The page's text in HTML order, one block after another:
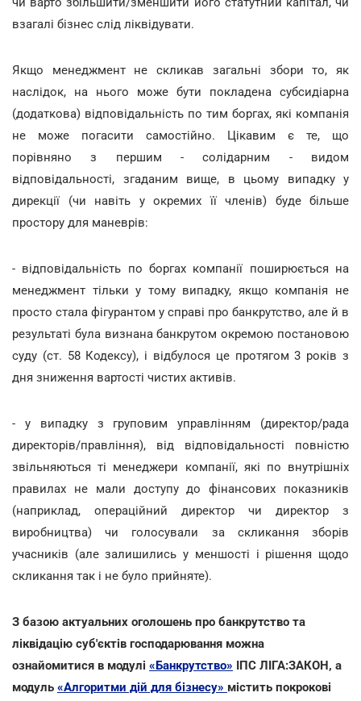
взагалі бізнес слід ліквідувати.
Якщо менеджмент не скликав загальні збори то, як
наслідок, на нього може бути покладена субсидіарна
(додаткова) відповідальність по тим боргах, які компанія
не може погасити самостійно. Цікавим є те, що
порівняно з першим - солідарним - видом
відповідальності, згаданим вище, в цьому випадку у
дирекції (чи навіть у окремих її членів) буде більше
простору для маневрів:
- відповідальність по боргах компанії поширюється на
менеджмент тільки у тому випадку, якщо компанія не
просто стала фігурантом у справі про банкрутство, але й в
результаті була визнана банкрутом окремою постановою
суду (ст. 58 Кодексу), і відбулося це протягом 3 років з
дня зниження вартості чистих активів.
- у випадку з груповим управлінням (директор/рада
директорів/правління), від відповідальності повністю
звільняються ті менеджери компанії, які по внутрішніх
правилах не мали доступу до фінансових показників
(наприклад, операційний директор чи директор з
виробництва) чи голосували за скликання зборів
учасників (але залишились у меншості і рішення щодо
скликання так і не було прийняте).
З базою актуальних оголошень про банкрутство та
ліквідацію суб'єктів господарювання можна
ознайомитися в модулі «Банкрутство» ІПС ЛІГА:ЗАКОН, а
модуль «Алгоритми дій для бізнесу» містить покрокові